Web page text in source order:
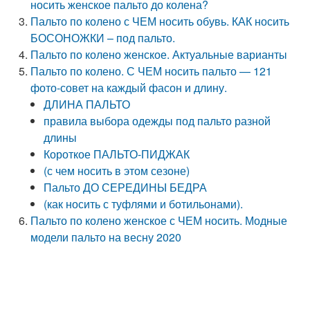
носить женское пальто до колена?
Пальто по колено с ЧЕМ носить обувь. КАК носить
БОСОНОЖКИ – под пальто.
Пальто по колено женское. Актуальные варианты
Пальто по колено. С ЧЕМ носить пальто — 121
фото-совет на каждый фасон и длину.
ДЛИНА ПАЛЬТО
правила выбора одежды под пальто разной
длины
Короткое ПАЛЬТО-ПИДЖАК
(с чем носить в этом сезоне)
Пальто ДО СЕРЕДИНЫ БЕДРА
(как носить с туфлями и ботильонами).
Пальто по колено женское с ЧЕМ носить. Модные
модели пальто на весну 2020